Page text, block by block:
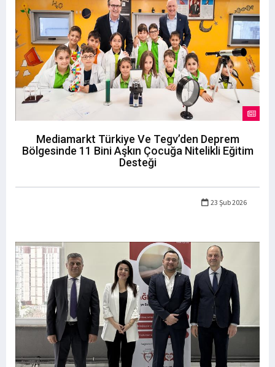
Mediamarkt Türkiye Ve Tegv’den Deprem
Bölgesinde 11 Bini Aşkın Çocuğa Nitelikli Eğitim
Desteği
23 Şub 2026